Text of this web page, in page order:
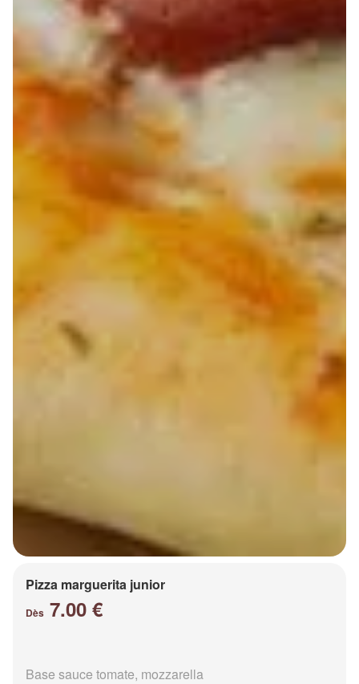
Pizza marguerita junior
Dès 7.00 €
Base sauce tomate, mozzarella